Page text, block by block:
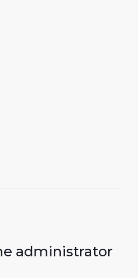
administrator